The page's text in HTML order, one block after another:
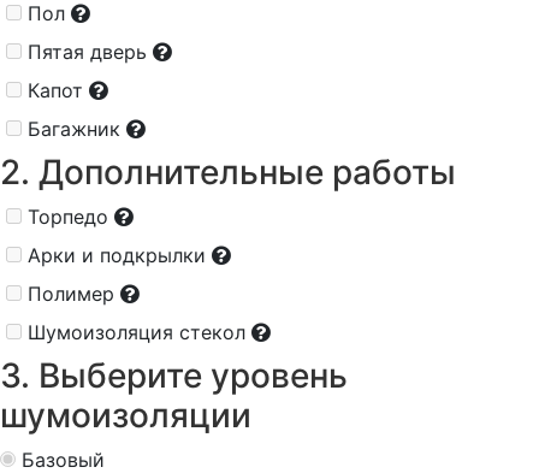
Пол
Пятая дверь
Капот
Багажник
2. Дополнительные работы
Торпедо
Арки и подкрылки
Полимер
Шумоизоляция стекол
3. Выберите уровень
шумоизоляции
Базовый